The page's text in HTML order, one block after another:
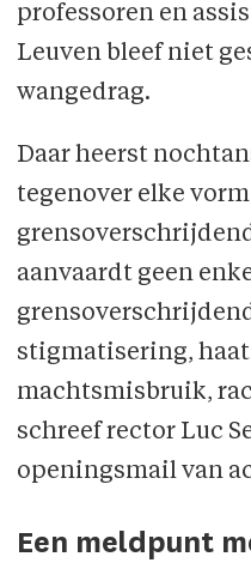
professoren en
Leuven bleef niet
wangedrag.
Daar heerst
tegenover elke
aanvaardt geen
stigmatisering,
machtsmisbruik,
schreef rector Luc
openingsmail van
Een meldpunt